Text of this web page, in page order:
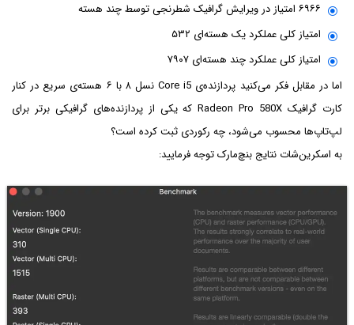
۶۹۶۶ امتیاز در ویرایش گرافیک شطرنجی توسط چند هسته
امتیاز کلی عملکرد یک هسته‌ای ۵۳۲
امتیاز کلی عملکرد چند هسته‌ای ۷۹۰۷
اما در مقابل فکر می‌کنید پردازنده‌ی Core i5 نسل ۸ با ۶ هسته‌ی سریع در کنار
کارت گرافیک Radeon Pro 580X که یکی از پردازنده‌های گرافیکی برتر برای
لپ‌تاپ‌ها محسوب می‌شود، چه رکوردی ثبت کرده است؟
به اسکرین‌شات نتایج بنچ‌مارک توجه فرمایید: